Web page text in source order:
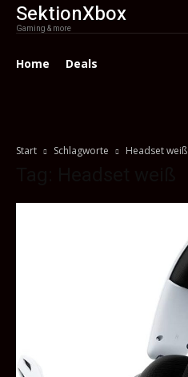
SektionXbox
Gaming & more
Home Deals
Start Schlagworte Headset weiß